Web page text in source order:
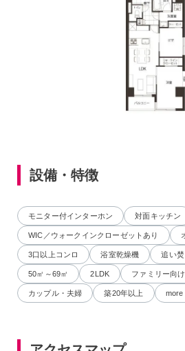
設備・特徴
モニター付インターホン 対面キッチン
WIC／ウォークインクローゼットあり
3口以上コンロ 浴室乾燥機 追い焚
50㎡～69㎡ 2LDK ファミリー向け
カップル・夫婦 築20年以上 more